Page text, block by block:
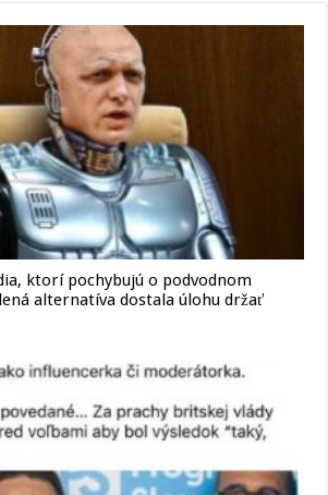
ktorí pochybujú o podvodnom
alternatíva dostala úlohu držať